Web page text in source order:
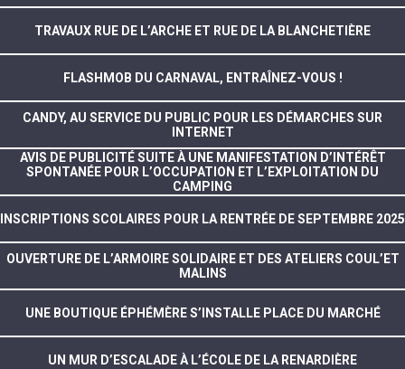
TRAVAUX RUE DE L’ARCHE ET RUE DE LA BLANCHETIÈRE
FLASHMOB DU CARNAVAL, ENTRAÎNEZ-VOUS !
CANDY, AU SERVICE DU PUBLIC POUR LES DÉMARCHES SUR
INTERNET
AVIS DE PUBLICITÉ SUITE À UNE MANIFESTATION D’INTÉRÊT
SPONTANÉE POUR L’OCCUPATION ET L’EXPLOITATION DU
CAMPING
INSCRIPTIONS SCOLAIRES POUR LA RENTRÉE DE SEPTEMBRE 2025
OUVERTURE DE L’ARMOIRE SOLIDAIRE ET DES ATELIERS COUL’ET
MALINS
UNE BOUTIQUE ÉPHÉMÈRE S’INSTALLE PLACE DU MARCHÉ
UN MUR D’ESCALADE À L’ÉCOLE DE LA RENARDIÈRE